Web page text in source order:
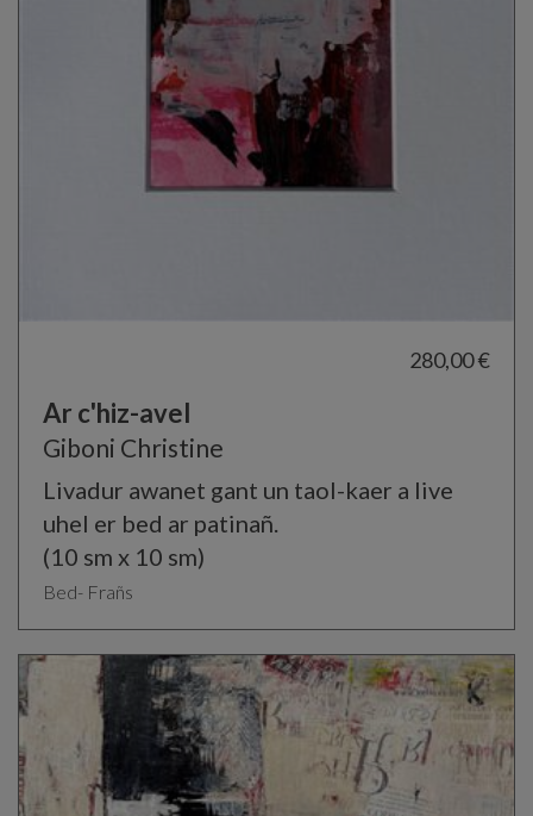
280,00 €
Ar c'hiz-avel
Giboni Christine
Livadur awanet gant un taol-kaer a live
uhel er bed ar patinañ.
(10 sm x 10 sm)
Bed- Frañs